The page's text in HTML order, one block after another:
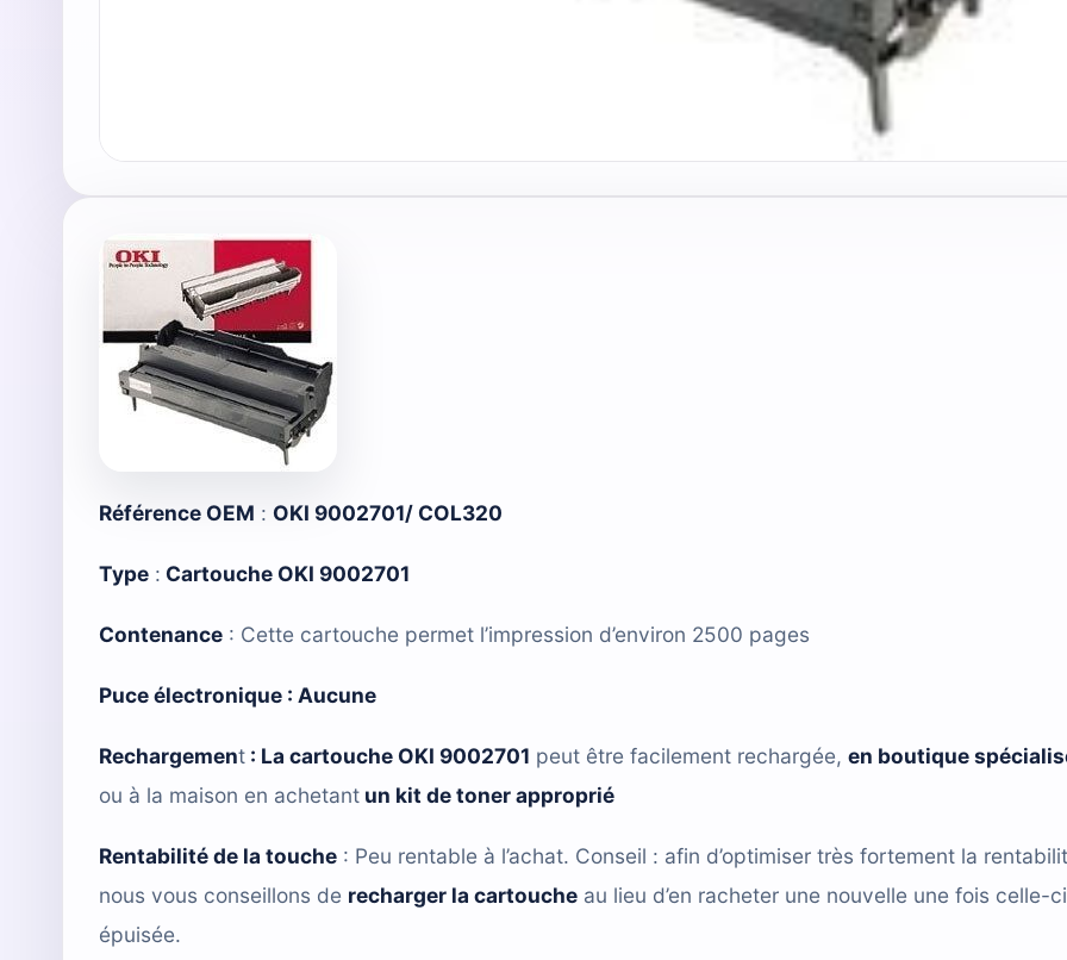
Référence OEM : OKI 9002701/ COL320
Type : Cartouche OKI 9002701
Contenance : Cette cartouche permet l’impression d’environ 2500 pages
Puce électronique : Aucune
Rechargement : La cartouche OKI 9002701 peut être facilement rechargée, en boutique
ou à la maison en achetant un kit de toner approprié
Rentabilité de la touche : Peu rentable à l’achat. Conseil : afin d’optimiser très fortement la
nous vous conseillons de recharger la cartouche au lieu d’en racheter une nouvelle une fois celle-ci
épuisée.